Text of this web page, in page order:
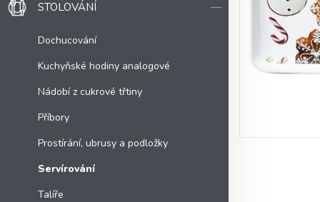
STOLOVÁNÍ
Dochucování
Kuchyňské hodiny analogové
Nádobí z cukrové třtiny
Příbory
Prostírání, ubrusy a podložky
Servírování
Talíře